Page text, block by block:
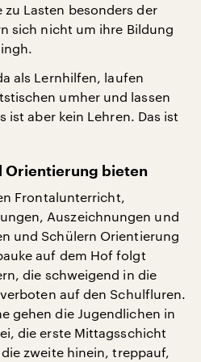
Lasten besonders der
sich nicht um ihre Bildung
als Lernhilfen, laufen
umher und lassen
ist aber kein Lehren. Das ist
Orientierung bieten
Frontalunterricht,
Auszeichnungen und
und Schülern Orientierung
auf dem Hof folgt
die schweigend in die
auf den Schulfluren.
gehen die Jugendlichen in
die erste Mittagsschicht
zweite hinein, treppauf,